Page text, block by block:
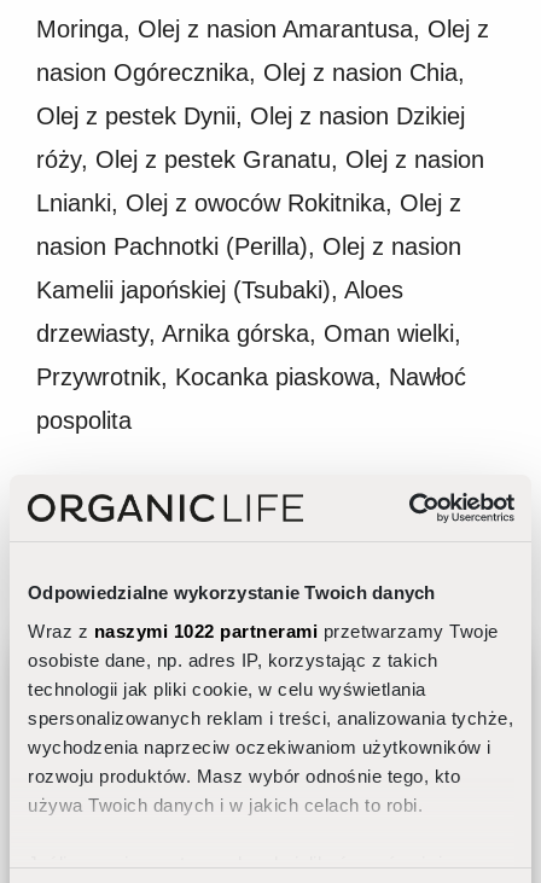
Odpowiedzialne wykorzystanie Twoich danych
Wraz z naszymi 1022 partnerami przetwarzamy Twoje
osobiste dane, np. adres IP, korzystając z takich
technologii jak pliki cookie, w celu wyświetlania
spersonalizowanych reklam i treści, analizowania tychże,
wychodzenia naprzeciw oczekiwaniom użytkowników i
rozwoju produktów. Masz wybór odnośnie tego, kto
używa Twoich danych i w jakich celach to robi.
Jeśli wyrazisz na to zgodę, chcielibyśmy również:
Moringa, Olej z nasion Amarantusa, Olej z
nasion Ogórecznika, Olej z nasion Chia,
Olej z pestek Dynii, Olej z nasion Dzikiej
róży, Olej z pestek Granatu, Olej z nasion
Lnianki, Olej z owoców Rokitnika, Olej z
nasion Pachnotki (Perilla), Olej z nasion
Kamelii japońskiej (Tsubaki), Aloes
drzewiasty, Arnika górska, Oman wielki,
Przywrotnik, Kocanka piaskowa, Nawłoć
pospolita
extract, Arnica montana flower extract, Inula
helenium extract, Alchemilla vulgaris extract,
Helichrysum arenarium flower extract, Solidago
virgaurea extract, Moringa oleifera seed oil,
Amaranthus cruentus seed oil, Borago officinalis
pepo seed oil, Rosa canina seed oil, Punica
Jak dobrać pielęgnację do rytmu
dobowego skóry?